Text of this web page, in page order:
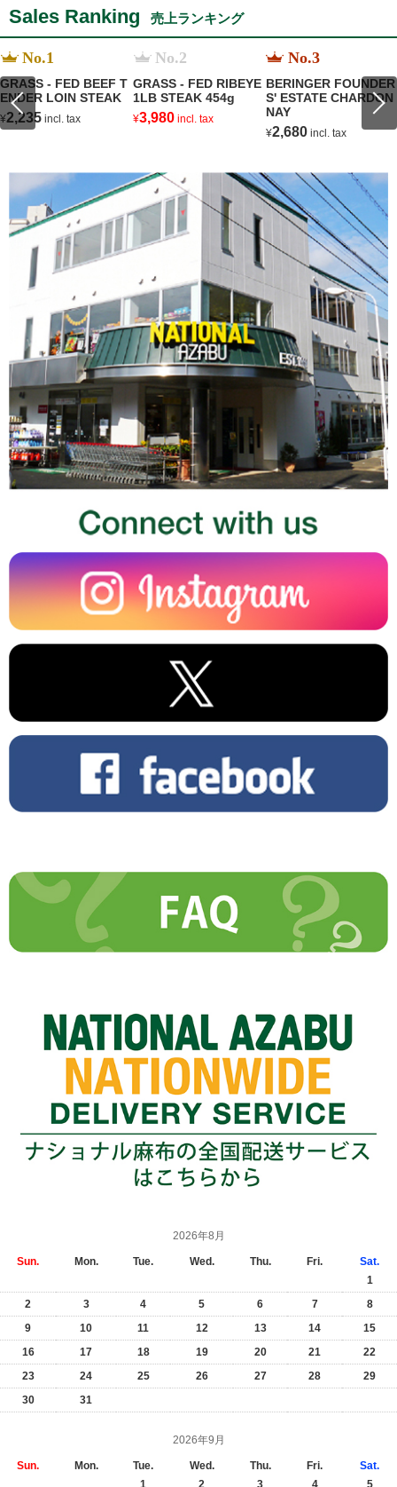
Sales Ranking 売上ランキング
No.1
GRASS - FED BEEF T
ENDER LOIN STEAK
¥2,235 incl. tax
No.2
GRASS - FED RIBEYE
1LB STEAK 454g
¥3,980 incl. tax
No.3
BERINGER FOUNDER
S' ESTATE CHARDON
NAY
¥2,680 incl. tax
2026年8月
Sun. Mon. Tue. Wed. Thu. Fri.
Sat.
1
2
3 4 5 6 7
8
9
10 11 12 13 14
15
16
17 18 19 20 21
22
23
24 25 26 27 28
29
30
31
2026年9月
Sun. Mon. Tue. Wed. Thu. Fri.
Sat.
1
2 3 4 5